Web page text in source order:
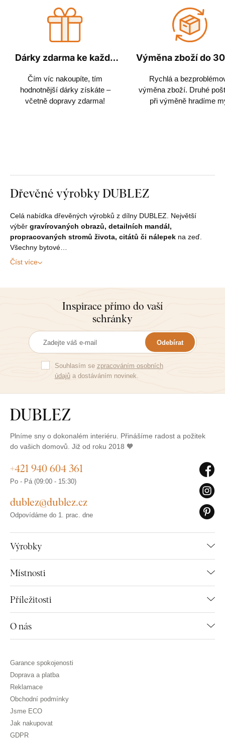
Dárky zdarma ke každé
Čím víc nakoupíte, tím
hodnotnější dárky získáte –
včetně dopravy zdarma!
Výměna zboží do
Rychlá a
výměna zboží. Druhé
při výměně hradíme
Dřevěné výrobky DUBLEZ
Celá nabídka dřevěných výrobků z dílny DUBLEZ. Největší
výběr gravírovaných obrazů, detailních mandál,
propracovaných stromů života, citátů či nálepek na zeď.
Všechny bytové…
Číst více
Inspirace přímo do vaší
schránky
Odebírat
Souhlasím se zpracováním osobních
údajůa dostáváním novinek.
Plníme sny o dokonalém interiéru. Přinášíme radost a požitek
do vašich domovů. Již od roku 2018 🧡
Výrobky
Místnosti
Příležitosti
O nás
+421 940 604 361
Po - Pá (09:00 - 15:30)
dublez@dublez.cz
Odpovídáme do 1. prac. dne
Garance spokojenosti
Doprava a platba
Reklamace
Obchodní podmínky
Jsme ECO
Jak nakupovat
GDPR